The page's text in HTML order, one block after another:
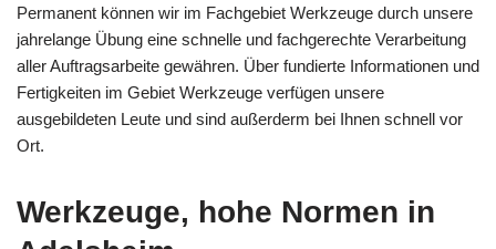
Permanent können wir im Fachgebiet Werkzeuge durch unsere
jahrelange Übung eine schnelle und fachgerechte Verarbeitung
aller Auftragsarbeite gewähren. Über fundierte Informationen und
Fertigkeiten im Gebiet Werkzeuge verfügen unsere
ausgebildeten Leute und sind außerderm bei Ihnen schnell vor
Ort.
Werkzeuge, hohe Normen in